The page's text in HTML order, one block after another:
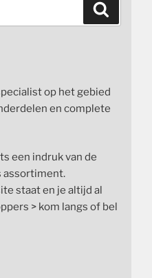
op het gebied
en complete
een indruk van de
assortiment.
staat en je altijd al
> kom langs of bel